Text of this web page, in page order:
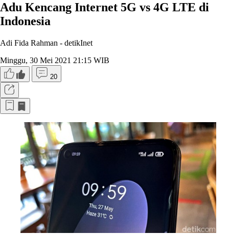
Adu Kencang Internet 5G vs 4G LTE di
Indonesia
Adi Fida Rahman - detikInet
Minggu, 30 Mei 2021 21:15 WIB
20